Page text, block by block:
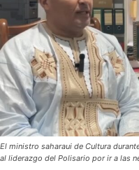
El ministro saharaui de Cultura
al liderazgo del Polisario por ir a las